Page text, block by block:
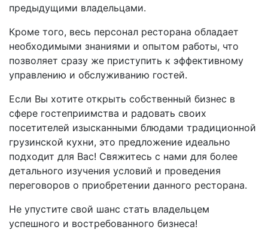
предыдущими владельцами.
Кроме того, весь персонал ресторана обладает
необходимыми знаниями и опытом работы, что
позволяет сразу же приступить к эффективному
управлению и обслуживанию гостей.
Если Вы хотите открыть собственный бизнес в
сфере гостеприимства и радовать своих
посетителей изысканными блюдами традиционной
грузинской кухни, это предложение идеально
подходит для Вас! Свяжитесь с нами для более
детального изучения условий и проведения
переговоров о приобретении данного ресторана.
Не упустите свой шанс стать владельцем
успешного и востребованного бизнеса!